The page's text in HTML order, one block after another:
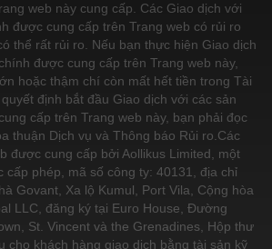
web này cung cấp. Các Giao dịch với
được cung cấp trên Trang web có rủi ro
thể rất rủi ro. Nếu bạn thực hiện Giao dịch
được cung cấp trên Trang web này,
hoặc thậm chí còn mất hết tiền trong Tài
định bắt đầu Giao dịch với các sản
cấp trên Trang web này, bạn phải đọc
thuận Dịch vụ và Thông báo Rủi ro.Các
được cung cấp bởi Aollikus Limited, một
cấp phép, mã số công ty: 40131, địa chỉ
Govant, Xa lộ Kumul, Port Vila, Cộng hòa
LLC, đăng ký tại Euro House, Đường
St. Vincent và the Grenadines, Hộp thư
cho khách hàng giao dịch bằng tài sản kỹ